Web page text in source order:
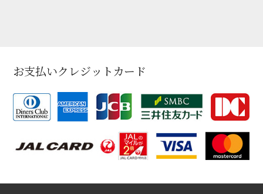
お支払いクレジットカード